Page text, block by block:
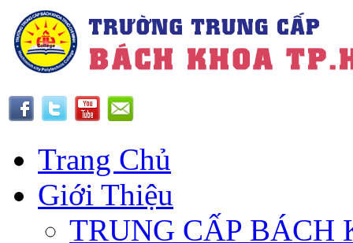
Trang Chủ
Giới Thiệu
TRUNG CẤP BÁCH